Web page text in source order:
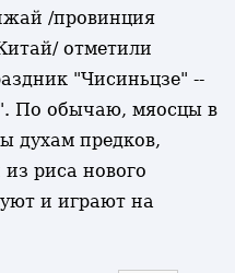
/провинция
отметили
"Чисиньцзе" --
По обычаю, мяосцы в
духам предков,
риса нового
и играют на